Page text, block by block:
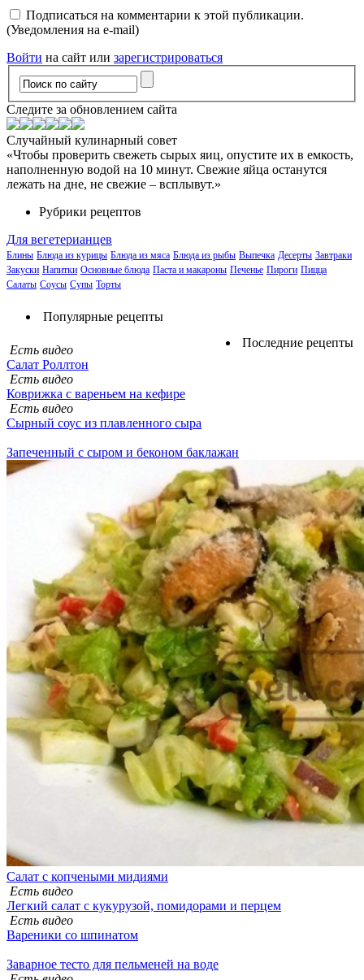
Подписаться на комментарии к этой публикации.
(Уведомления на e-mail)
Войти на сайт или зарегистрироваться
Следите за обновлением сайта
Случайный кулинарный совет
«Чтобы проверить свежеть сырых яиц, опустите их в емкость,
наполненную водой на 10 минут. Свежие яйца останутся
лежать на дне, не свежие – всплывут.»
Рубрики рецептов
Для вегетерианцев
Блины Блюда из курицы Блюда из мяса Блюда из рыбы Выпечка Десерты Завтраки
Закуски Напитки Основные блюда Паста и макароны Печенье Пироги Пицца
Салаты Соусы Супы Торты
Популярные рецепты
Последние рецепты
Есть видео
Салат Роллтон
Есть видео
Коврижка с вареньем на кефире
Есть видео
Сырный соус из плавленного сыра
Запеченный с сыром и беконом баклажан
Салат с копчеными мидиями
Есть видео
Легкий салат с кукурузой, помидорами и перцем
Есть видео
Вареники со шпинатом
Заварное тесто для пельменей на воде